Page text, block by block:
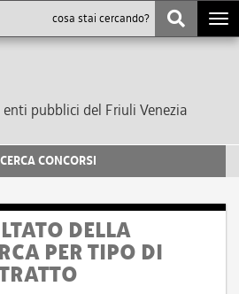
pubblici del Friuli Venezia
CERCA CONCORSI
DELLA
PER TIPO DI